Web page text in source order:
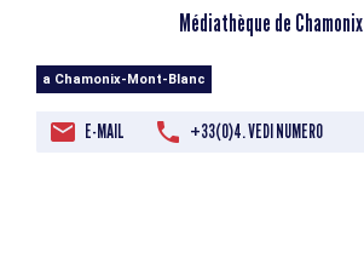
Médiathèque de Chamonix
a Chamonix-Mont-Blanc
E-MAIL +33(0)4. VEDI NUMERO